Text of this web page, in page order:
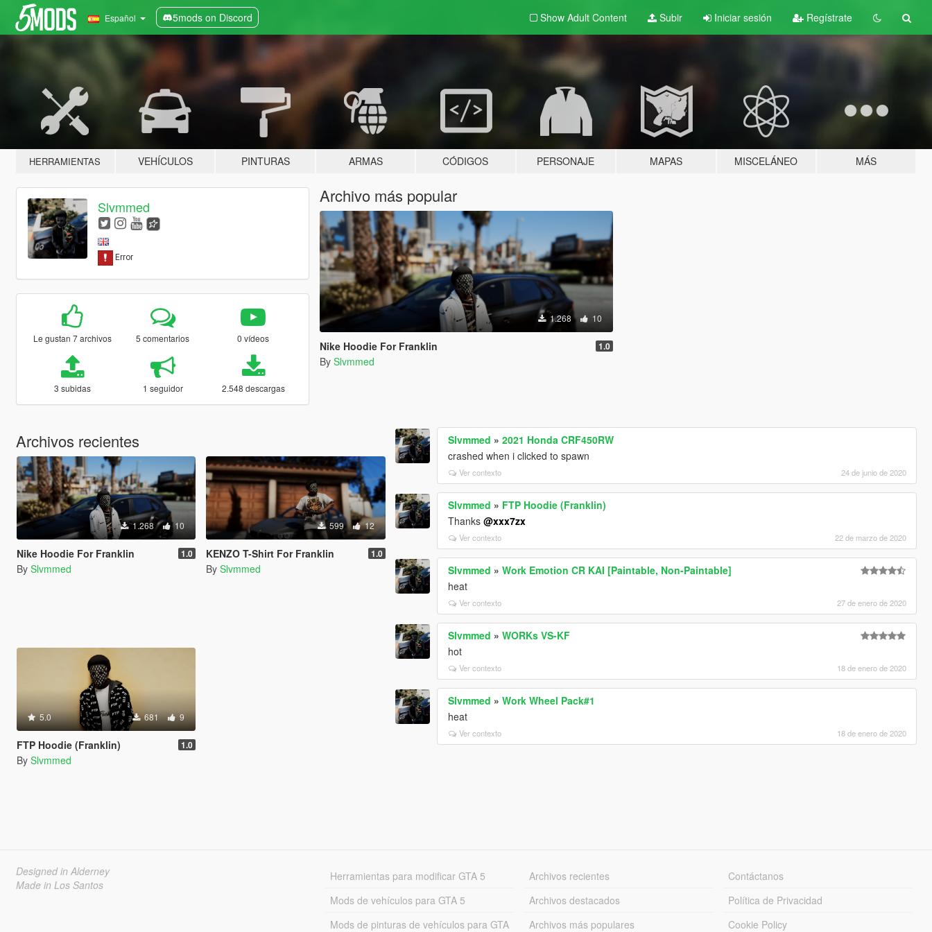
Español 5mods on Discord Show Adult Content Subir Iniciar sesión Regístrate
HERRAMIENTAS VEHÍCULOS PINTURAS ARMAS CÓDIGOS PERSONAJE MAPAS MISCELÁNEO MÁS
Slvmmed
Le gustan 7 archivos 5 comentarios 0 vídeos
3 subidas 1 seguidor 2.548 descargas
Archivo más popular
1.268 10
Nike Hoodie For Franklin 1.0
By Slvmmed
Archivos recientes
1.268 10
Nike Hoodie For Franklin 1.0
By Slvmmed
599 12
KENZO T-Shirt For Franklin 1.0
By Slvmmed
5.0 681 9
FTP Hoodie (Franklin) 1.0
By Slvmmed
Slvmmed »2021 Honda CRF450RW
crashed when i clicked to spawn
Ver contexto 24 de junio de 2020
Slvmmed » FTP Hoodie (Franklin)
Thanks@xxx7zx
Ver contexto 22 de marzo de 2020
Slvmmed »Work Emotion CR KAI [Paintable, Non-Paintable]
heat
Ver contexto 27 de enero de 2020
Slvmmed »WORKs VS-KF
hot
Ver contexto 18 de enero de 2020
Slvmmed »Work Wheel Pack#1
heat
Ver contexto 18 de enero de 2020
Designed in Alderney
Made in Los Santos
Herramientas para modificar GTA 5
Mods de vehículos para GTA 5
Mods de pinturas de vehículos para GTA
Archivos recientes
Archivos destacados
Archivos más populares
Contáctanos
Política de Privacidad
Cookie Policy